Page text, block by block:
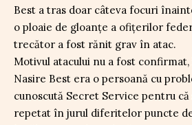
Best a tras doar câteva focuri
o ploaie de gloanțe a ofițerilor
trecător a fost rănit grav în atac.
Motivul atacului nu a fost confirmat,
Nasire Best era o persoană cu
cunoscută Secret Service pentru
repetat în jurul diferitelor puncte